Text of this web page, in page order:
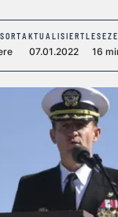
AKTUALISIERT
07.01.2022 16